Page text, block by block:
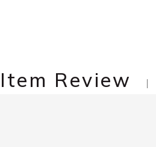
Item Review